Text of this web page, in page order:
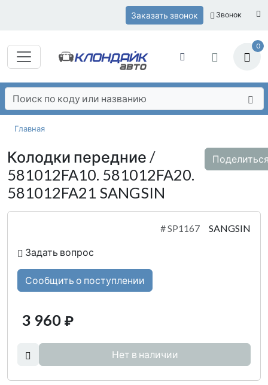
Заказать звонок Звонок
0
Главная
Колодки передние /
581012FA10. 581012FA20.
581012FA21 SANGSIN
#SP1167 SANGSIN
Задать вопрос
Сообщить о поступлении
3 960 ₽
Нет в наличии